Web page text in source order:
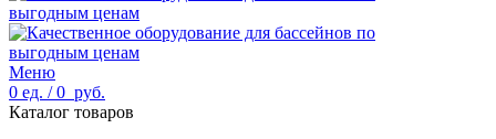
Меню
0 ед. / 0 руб.
Каталог товаров